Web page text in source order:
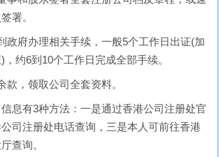
署。
府办理相关手续，一般5个工作日出证(加
约6到10个工作日完成全部手续。
，领取公司全套资料。
有3种方法：一是通过香港公司注册处官
司注册处电话查询，三是本人可前往香港
查询。